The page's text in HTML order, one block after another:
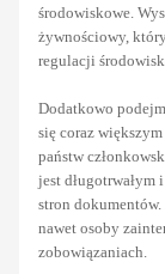
środowiskowe.
żywnościowy,
regulacji
Dodatkowo
się coraz
państw
jest długotrwałym
stron
nawet osoby
zobowiązaniach.